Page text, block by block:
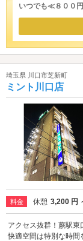
いつでも≪８００
埼玉県 川口市芝新町
ミント川口店
料金 休憩 3,200 円
アクセス抜群！蕨駅
快適空間は特別な時